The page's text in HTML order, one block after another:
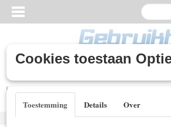
Inloggen
Cookies toestaan
Toestemming Details Over